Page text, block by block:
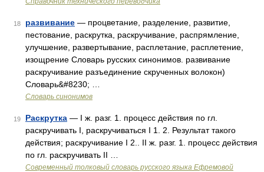
18 развивание — процветание, разделение, развитие,
пестование, раскрутка, раскручивание, распрямление,
улучшение, развертывание, расплетание, расплетение,
изощрение Словарь русских синонимов. развивание
раскручивание разъединение скрученных волокон)
Словарь&#8230; …
Словарь синонимов
19 Раскрутка — I ж. разг. 1. процесс действия по гл.
раскручивать I, раскручиваться I 1. 2. Результат такого
действия; раскручивание I 2.. II ж. разг. 1. процесс действия
по гл. раскручивать II …
Современный толковый словарь русского языка Ефремовой